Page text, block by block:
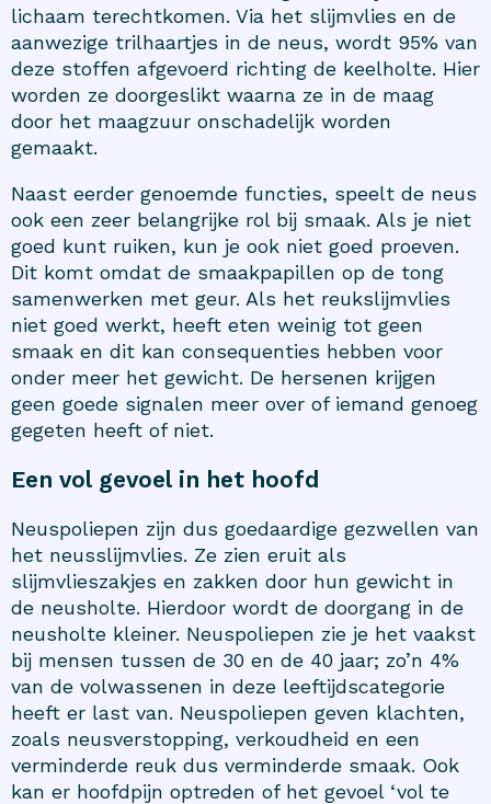
lichaam terechtkomen. Via het slijmvlies en de
aanwezige trilhaartjes in de neus, wordt 95% van
deze stoffen afgevoerd richting de keelholte. Hier
worden ze doorgeslikt waarna ze in de maag
door het maagzuur onschadelijk worden
gemaakt.
Naast eerder genoemde functies, speelt de neus
ook een zeer belangrijke rol bij smaak. Als je niet
goed kunt ruiken, kun je ook niet goed proeven.
Dit komt omdat de smaakpapillen op de tong
samenwerken met geur. Als het reukslijmvlies
niet goed werkt, heeft eten weinig tot geen
smaak en dit kan consequenties hebben voor
onder meer het gewicht. De hersenen krijgen
geen goede signalen meer over of iemand genoeg
gegeten heeft of niet.
Een vol gevoel in het hoofd
Neuspoliepen zijn dus goedaardige gezwellen van
het neusslijmvlies. Ze zien eruit als
slijmvlieszakjes en zakken door hun gewicht in
de neusholte. Hierdoor wordt de doorgang in de
neusholte kleiner. Neuspoliepen zie je het vaakst
bij mensen tussen de 30 en de 40 jaar; zo’n 4%
van de volwassenen in deze leeftijdscategorie
heeft er last van. Neuspoliepen geven klachten,
zoals neusverstopping, verkoudheid en een
verminderde reuk dus verminderde smaak. Ook
kan er hoofdpijn optreden of het gevoel ‘vol te